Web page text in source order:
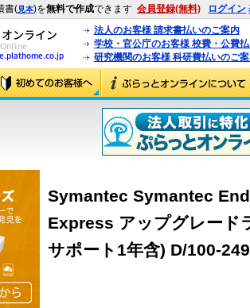
書(見本)を無料で作成できます 会員登録(無料) ログイン
法人のお客様 請求書払いのご案内
学校・官公庁のお客様 校費・公費
研究機関のお客様 科研費払いのご
Symantec Symantec
Express アップグレード
サポート1年含) D/100-